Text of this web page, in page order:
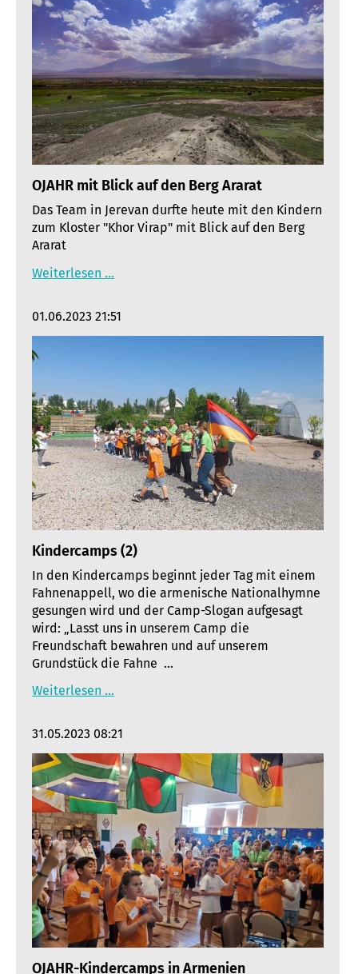
OJAHR mit Blick auf den Berg Ararat
Das Team in Jerevan durfte heute mit den Kindern
zum Kloster "Khor Virap" mit Blick auf den Berg
Ararat
Weiterlesen …
01.06.2023 21:51
Kindercamps (2)
In den Kindercamps beginnt jeder Tag mit einem
Fahnenappell, wo die armenische Nationalhymne
gesungen wird und der Camp-Slogan aufgesagt
wird: „Lasst uns in unserem Camp die
Freundschaft bewahren und auf unserem
Grundstück die Fahne …
Weiterlesen …
31.05.2023 08:21
OJAHR-Kindercamps in Armenien